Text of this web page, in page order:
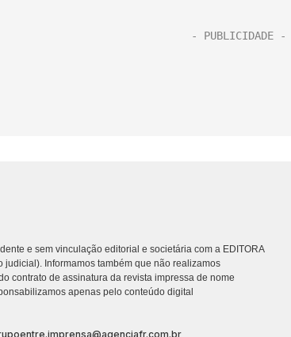
e sem vinculação editorial e societária com a EDITORA
judicial). Informamos também que não realizamos
contrato de assinatura da revista impressa de nome
apenas pelo conteúdo digital